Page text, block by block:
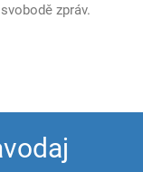
zpráv.